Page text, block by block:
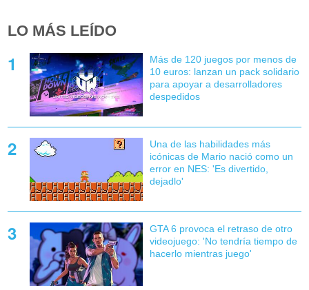
LO MÁS LEÍDO
Más de 120 juegos por menos de
10 euros: lanzan un pack solidario
para apoyar a desarrolladores
despedidos
Una de las habilidades más
icónicas de Mario nació como un
error en NES: 'Es divertido,
dejadlo'
GTA 6 provoca el retraso de otro
videojuego: 'No tendría tiempo de
hacerlo mientras juego'